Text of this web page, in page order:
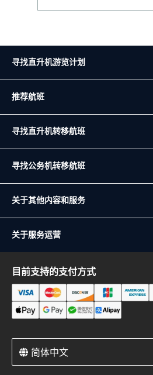
寻找直升机游览计划
推荐航班
寻找直升机转移航班
寻找公务机转移航班
关于其他内容和服务
关于服务运营
目前支持的支付方式
简体中文